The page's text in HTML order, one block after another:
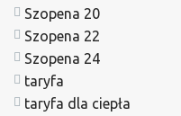
Szopena 20
Szopena 22
Szopena 24
taryfa
taryfa dla ciepła